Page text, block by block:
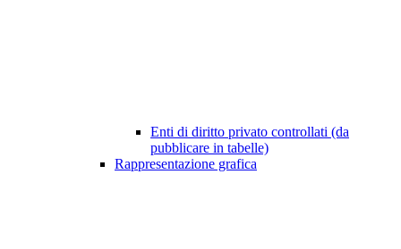
Enti di diritto privato controllati (da
pubblicare in tabelle)
Rappresentazione grafica